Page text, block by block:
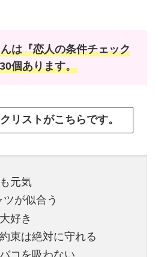
は『恋人の条件チェック
個あります。
リストがこちらです。
元気
が似合う
好き
束は絶対に守れる